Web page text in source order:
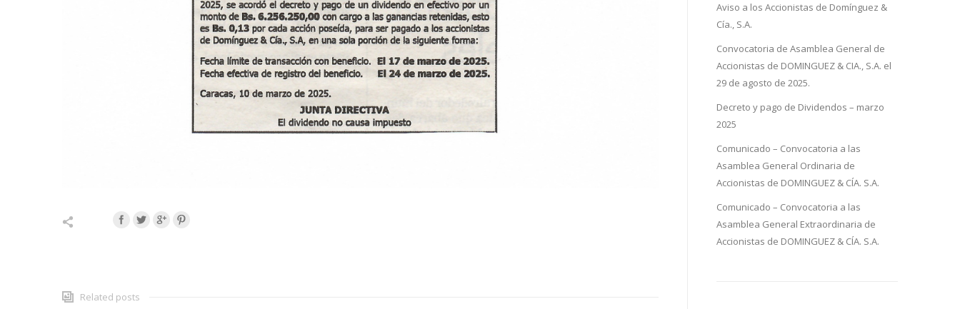
Related posts
Aviso a los Accionistas de Domínguez &
Cía., S.A.
Convocatoria de Asamblea General de
Accionistas de DOMINGUEZ & CIA., S.A. el
29 de agosto de 2025.
Decreto y pago de Dividendos – marzo
2025
Comunicado – Convocatoria a las
Asamblea General Ordinaria de
Accionistas de DOMINGUEZ & CÍA. S.A.
Comunicado – Convocatoria a las
Asamblea General Extraordinaria de
Accionistas de DOMINGUEZ & CÍA. S.A.